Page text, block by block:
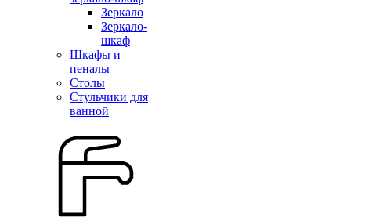
Зеркало
Зеркало-
шкаф
Шкафы и
пеналы
Столы
Стульчики для
ванной